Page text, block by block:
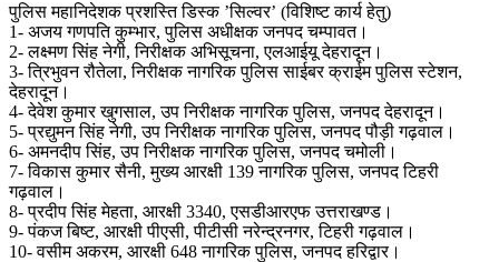
पुलिस महानिदेशक प्रशस्ति डिस्क ’सिल्वर’ (विशिष्ट कार्य हेतु)
1- अजय गणपति कुम्भार, पुलिस अधीक्षक जनपद चम्पावत।
2- लक्ष्मण सिंह नेगी, निरीक्षक अभिसूचना, एलआईयू देहरादून।
3- त्रिभुवन रौतेला, निरीक्षक नागरिक पुलिस साईबर क्राईम पुलिस स्टेशन,
देहरादून।
4- देवेश कुमार खुगसाल, उप निरीक्षक नागरिक पुलिस, जनपद देहरादून।
5- प्रद्युमन सिंह नेगी, उप निरीक्षक नागरिक पुलिस, जनपद पौड़ी गढ़वाल।
6- अमनदीप सिंह, उप निरीक्षक नागरिक पुलिस, जनपद चमोली।
7- विकास कुमार सैनी, मुख्य आरक्षी 139 नागरिक पुलिस, जनपद टिहरी
गढ़वाल।
8- प्रदीप सिंह मेहता, आरक्षी 3340, एसडीआरएफ उत्तराखण्ड।
9- पंकज बिष्ट, आरक्षी पीएसी, पीटीसी नरेन्द्रनगर, टिहरी गढ़वाल।
10- वसीम अकरम, आरक्षी 648 नागरिक पुलिस, जनपद हरिद्वार।